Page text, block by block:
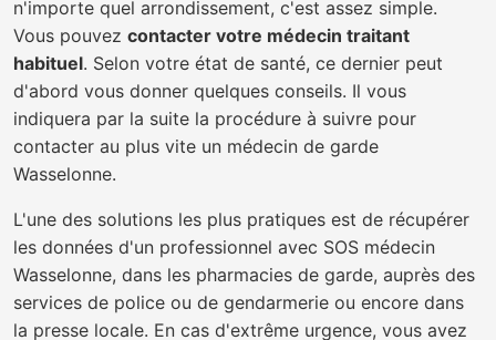
n'importe quel arrondissement, c'est assez simple.
Vous pouvez contacter votre médecin traitant
habituel. Selon votre état de santé, ce dernier peut
d'abord vous donner quelques conseils. Il vous
indiquera par la suite la procédure à suivre pour
contacter au plus vite un médecin de garde
Wasselonne.
L'une des solutions les plus pratiques est de récupérer
les données d'un professionnel avec SOS médecin
Wasselonne, dans les pharmacies de garde, auprès des
services de police ou de gendarmerie ou encore dans
la presse locale. En cas d'extrême urgence, vous avez